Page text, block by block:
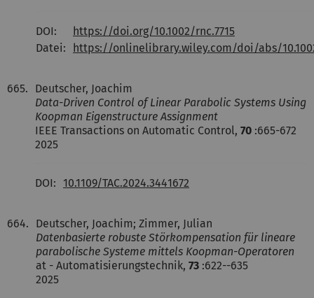
DOI:
https://doi.org/10.1002/rnc.7715
Datei:
https://onlinelibrary.wiley.com/doi/abs/
665.
Deutscher, Joachim
Data-Driven Control of Linear Parabolic Systems Using
Koopman Eigenstructure Assignment
IEEE Transactions on Automatic Control, 70 :665-672
2025
DOI: 10.1109/TAC.2024.3441672
664.
Deutscher, Joachim; Zimmer, Julian
Datenbasierte robuste Störkompensation für lineare
parabolische Systeme mittels Koopman-Operatoren
at - Automatisierungstechnik, 73 :622--635
2025